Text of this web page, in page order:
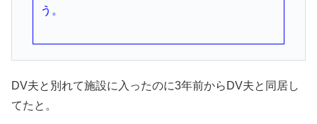
う。
DV夫と別れて施設に入ったのに3年前からDV夫と同居し
てたと。